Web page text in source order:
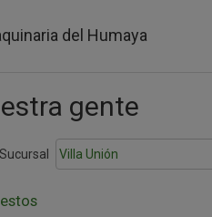
del Humaya
gente
Sucursal